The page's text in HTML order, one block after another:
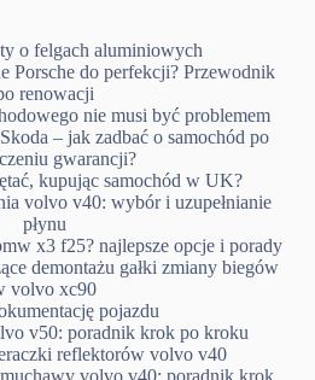
o felgach aluminiowych
Porsche do perfekcji? Przewodnik
renowacji
nie musi być problemem
– jak zadbać o samochód po
gwarancji?
kupując samochód w UK?
volvo v40: wybór i uzupełnianie
płynu
x3 f25? najlepsze opcje i porady
demontażu gałki zmiany biegów
volvo xc90
pojazdu
v50: poradnik krok po kroku
reflektorów volvo v40